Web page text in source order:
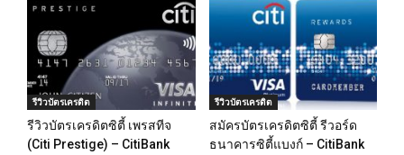
รีวิวบัตรเครดิต
รีวิวบัตรเครดิตซิตี้ เพรสทีจ
(Citi Prestige) – CitiBank
รีวิวบัตรเครดิต
สมัครบัตรเครดิตซิตี้ รีวอร์ด
ธนาคารซิตี้แบงก์ – CitiBank